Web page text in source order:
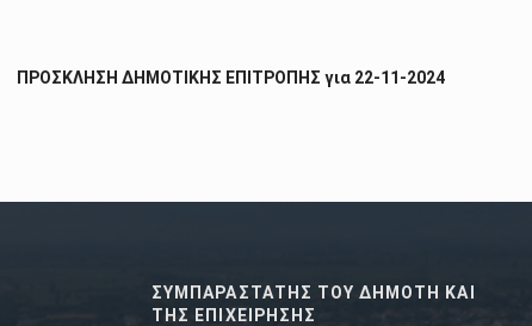
ΠΡΟΣΚΛΗΣΗ ΔΗΜΟΤΙΚΗΣ ΕΠΙΤΡΟΠΗΣ για 22-11-2024
ΣΥΜΠΑΡΑΣΤΑΤΗΣ ΤΟΥ ΔΗΜΟΤΗ ΚΑΙ
ΤΗΣ ΕΠΙΧΕΙΡΗΣΗΣ